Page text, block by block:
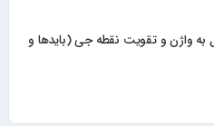
به واژن و تقویت نقطه جی (بایدها و